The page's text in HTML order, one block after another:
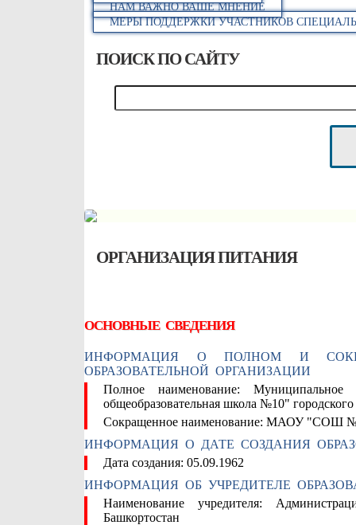
НАМ ВАЖНО ВАШЕ МНЕНИЕ
МЕРЫ ПОДДЕРЖКИ УЧАСТНИКОВ
ПОИСК ПО САЙТУ
ОРГАНИЗАЦИЯ ПИТАНИЯ
ОСНОВНЫЕ СВЕДЕНИЯ
ИНФОРМАЦИЯ О ПОЛНОМ И
ОБРАЗОВАТЕЛЬНОЙ ОРГАНИЗАЦИИ
Полное наименование: Муниципальное
общеобразовательная школа №10"
Сокращенное наименование: МАОУ "СОШ
ИНФОРМАЦИЯ О ДАТЕ СОЗДАНИЯ
Дата создания: 05.09.1962
ИНФОРМАЦИЯ ОБ УЧРЕДИТЕЛЕ
Наименование учредителя:
Башкортостан